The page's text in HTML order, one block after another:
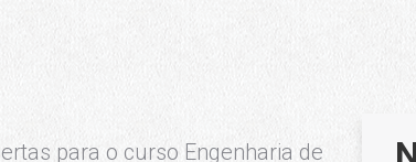
engenharia cultural
para o curso Engenharia de